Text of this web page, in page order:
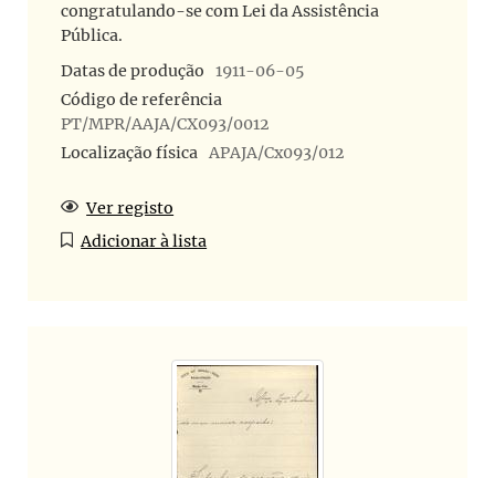
congratulando-se com Lei da Assistência
Pública.
Datas de produção
1911-06-05
Código de referência
PT/MPR/AAJA/CX093/0012
Localização física APAJA/Cx093/012
Ver registo
Adicionar à lista